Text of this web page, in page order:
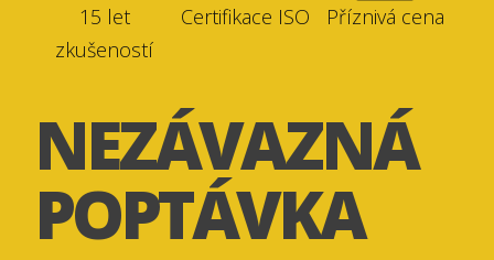
15 let
zkušeností
Certifikace ISO Příznivá cena
NEZÁVAZNÁ
POPTÁVKA